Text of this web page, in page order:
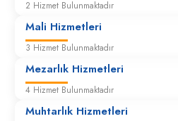
2 Hizmet Bulunmaktadır
Mali Hizmetleri
3 Hizmet Bulunmaktadır
Mezarlık Hizmetleri
4 Hizmet Bulunmaktadır
Muhtarlık Hizmetleri